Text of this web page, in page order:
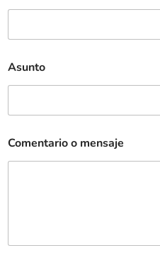
Asunto
Comentario o mensaje